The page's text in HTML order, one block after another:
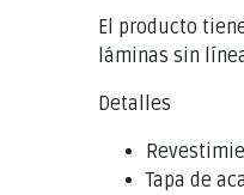
El producto
láminas sin
Detalles
Tapa de